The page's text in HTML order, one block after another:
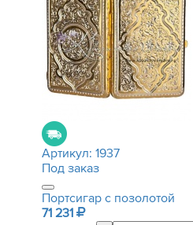
Артикул: 1937
Под заказ
Портсигар с позолотой
71 231